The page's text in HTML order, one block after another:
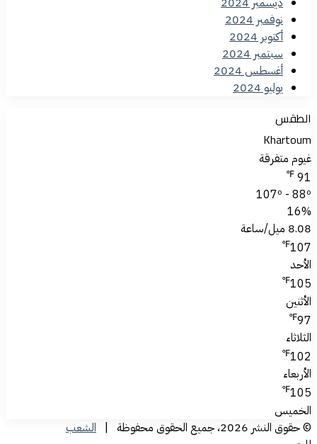
نوفمبر 2024
أكتوبر 2024
سبتمبر 2024
أغسطس 2024
يوليو 2024
الطقس
Khartoum
غيوم متفرقة
91
℉
107º - 88º
16%
8.08 ميل/ساعة
107
℉
الأحد
105
℉
الأثنين
97
℉
الثلاثاء
102
℉
الأربعاء
105
℉
الخميس
© حقوق النشر 2026، جميع الحقوق محفوظة |
الشعب